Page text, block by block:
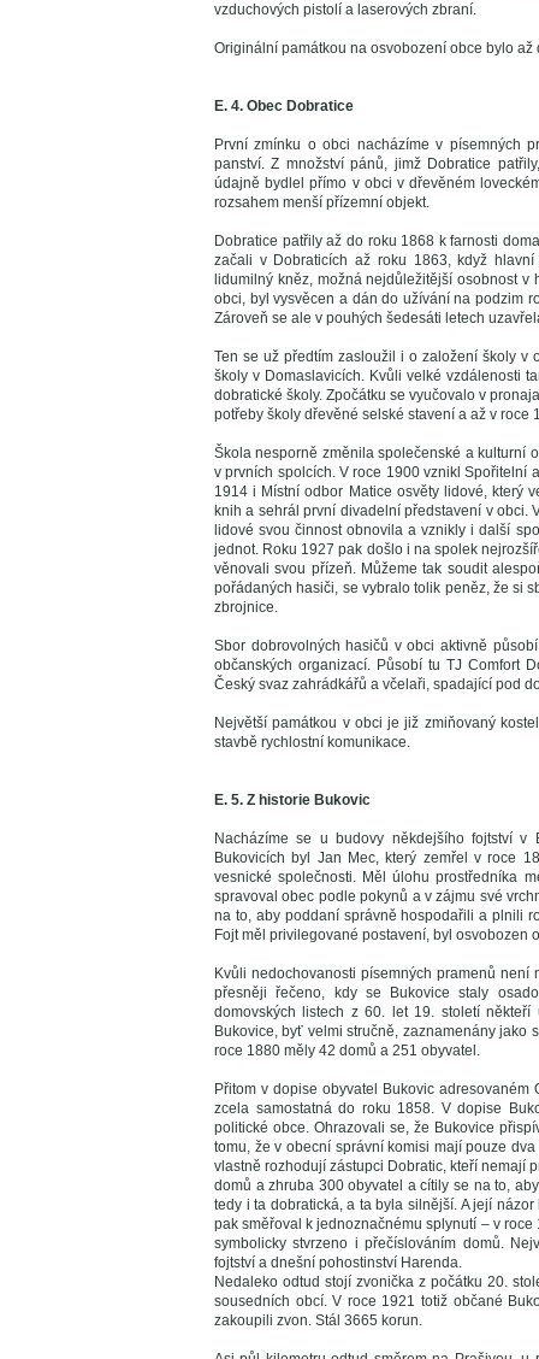
vzduchových pistolí a laserových zbraní.
Originální památkou na osvobození obce bylo
E. 4. Obec Dobratice
První zmínku o obci nacházíme v písemných
panství. Z množství pánů, jimž Dobratice
údajně bydlel přímo v obci v dřevěném
rozsahem menší přízemní objekt.
Dobratice patřily až do roku 1868 k farnosti
začali v Dobraticích až roku 1863, když
lidumilný kněz, možná nejdůležitější osobnost
obci, byl vysvěcen a dán do užívání na podzim
Zároveň se ale v pouhých šedesáti letech
Ten se už předtím zasloužil i o založení školy v
školy v Domaslavicích. Kvůli velké vzdálenosti
dobratické školy. Zpočátku se vyučovalo v
potřeby školy dřevěné selské stavení a až v
Škola nesporně změnila společenské a kulturní
v prvních spolcích. V roce 1900 vznikl Spořitelní
1914 i Místní odbor Matice osvěty lidové, který
knih a sehrál první divadelní představení v obci.
lidové svou činnost obnovila a vznikly i další
jednot. Roku 1927 pak došlo i na spolek
věnovali svou přízeň. Můžeme tak soudit
pořádaných hasiči, se vybralo tolik peněz, že si
zbrojnice.
Sbor dobrovolných hasičů v obci aktivně
občanských organizací. Působí tu TJ Comfort
Český svaz zahrádkářů a včelaři, spadající pod
Největší památkou v obci je již zmiňovaný
stavbě rychlostní komunikace.
E. 5. Z historie Bukovic
Nacházíme se u budovy někdejšího fojtství v
Bukovicích byl Jan Mec, který zemřel v roce
vesnické společnosti. Měl úlohu prostředníka
spravoval obec podle pokynů a v zájmu své
na to, aby poddaní správně hospodařili a plnili
Fojt měl privilegované postavení, byl osvobozen
Kvůli nedochovanosti písemných pramenů
přesněji řečeno, kdy se Bukovice staly
domovských listech z 60. let 19. století
Bukovice, byť velmi stručně, zaznamenány jako
roce 1880 měly 42 domů a 251 obyvatel.
Přitom v dopise obyvatel Bukovic
zcela samostatná do roku 1858. V dopise
politické obce. Ohrazovali se, že Bukovice
tomu, že v obecní správní komisi mají pouze
vlastně rozhodují zástupci Dobratic, kteří nemají
domů a zhruba 300 obyvatel a cítily se na to,
tedy i ta dobratická, a ta byla silnější. A její
pak směřoval k jednoznačnému splynutí – v
symbolicky stvrzeno i přečíslováním domů.
fojtství a dnešní pohostinství Harenda.
Nedaleko odtud stojí zvonička z počátku 20.
sousedních obcí. V roce 1921 totiž občané
zakoupili zvon. Stál 3665 korun.